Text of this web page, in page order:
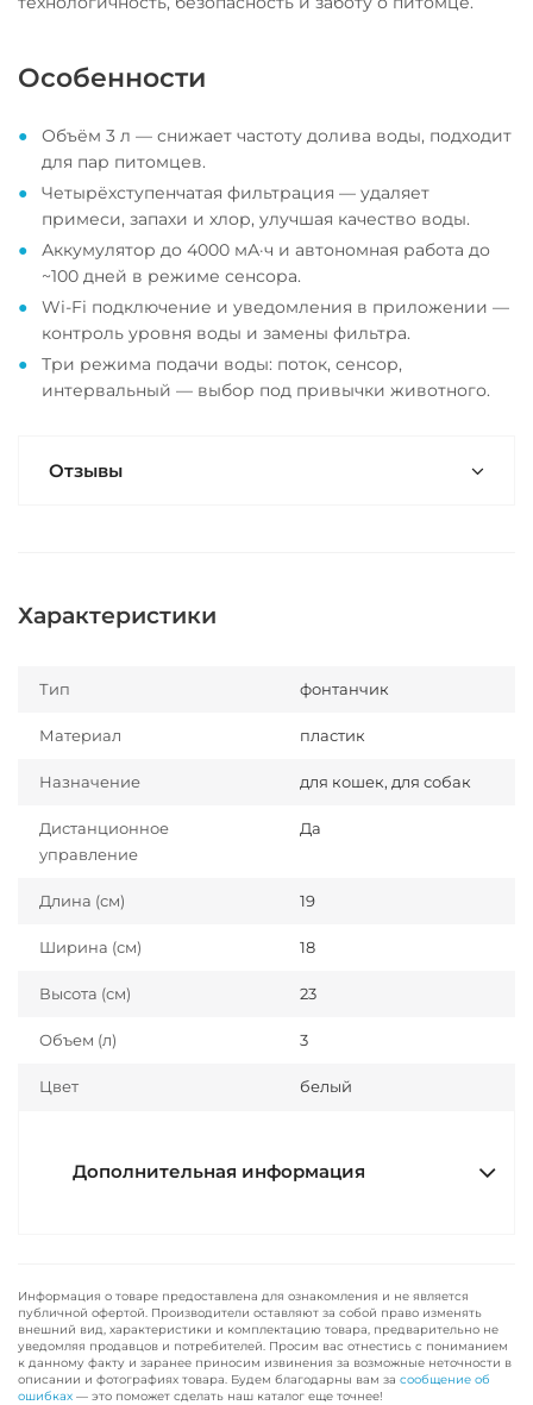
Особенности
Объём 3 л — снижает частоту долива воды, подходит
для пар питомцев.
Четырёхступенчатая фильтрация — удаляет
примеси, запахи и хлор, улучшая качество воды.
Аккумулятор до 4000 мА·ч и автономная работа до
~100 дней в режиме сенсора.
Wi-Fi подключение и уведомления в приложении —
контроль уровня воды и замены фильтра.
Три режима подачи воды: поток, сенсор,
интервальный — выбор под привычки животного.
Отзывы
Характеристики
Тип фонтанчик
Материал пластик
Назначение для кошек, для собак
Дистанционное
управление
Да
Длина (см) 19
Ширина (см) 18
Высота (см) 23
Объем (л) 3
Цвет белый
Дополнительная информация
Информация о товаре предоставлена для ознакомления и не является
публичной офертой. Производители оставляют за собой право изменять
внешний вид, характеристики и комплектацию товара, предварительно не
уведомляя продавцов и потребителей. Просим вас отнестись с пониманием
к данному факту и заранее приносим извинения за возможные неточности в
описании и фотографиях товара. Будем благодарны вам за сообщение об
ошибках — это поможет сделать наш каталог еще точнее!